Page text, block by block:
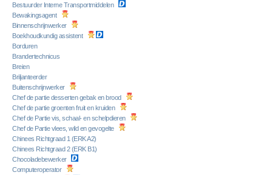
Bestuurder Interne Transportmiddelen
Bewakingsagent
Binnenschrijnwerker
Boekhoudkundig assistent
Borduren
Brandertechnicus
Breien
Briljanteerder
Buitenschrijnwerker
Chef de partie desserten gebak en brood
Chef de partie groenten fruit en kruiden
Chef de Partie vis, schaal- en schelpdieren
Chef de Partie vlees, wild en gevogelte
Chinees Richtgraad 1 (ERK A2)
Chinees Richtgraad 2 (ERK B1)
Chocoladebewerker
Computeroperator